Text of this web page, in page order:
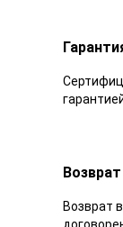
Возврат
Возврат